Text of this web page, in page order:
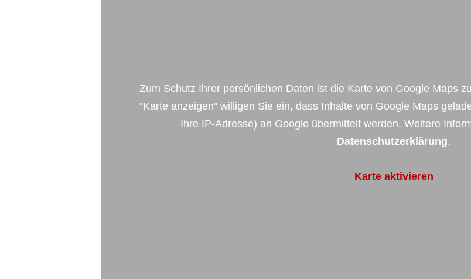
Zum Schutz Ihrer persönlichen Daten ist die Karte von Google Maps
"Karte anzeigen" willigen Sie ein, dass Inhalte von Google Maps
Ihre IP-Adresse) an Google übermittelt werden. Weitere
Datenschutzerklärung.
Karte aktivieren